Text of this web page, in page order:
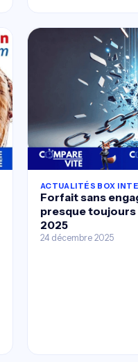
ACTUALITÉS BOX
Forfait sans
presque toujours
2025
24 décembre 2025